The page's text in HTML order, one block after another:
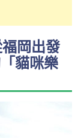
岡出發
貓咪樂